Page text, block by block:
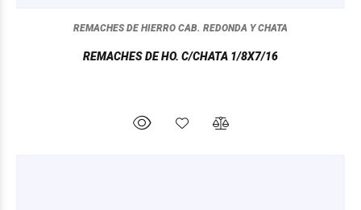
REMACHES DE HIERRO CAB. REDONDA Y CHATA
REMACHES DE HO. C/CHATA 1/8X7/16